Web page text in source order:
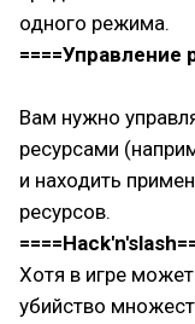
одного режима.
====Управление
Вам нужно
ресурсами
и находить
ресурсов.
Хотя в игре
убийство